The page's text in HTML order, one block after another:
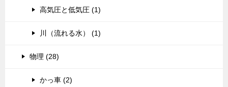
高気圧と低気圧 (1)
川（流れる水） (1)
物理 (28)
かっ車 (2)